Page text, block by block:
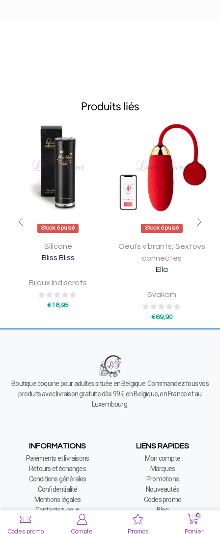
Produits liés
Stock épuisé
Silicone
Bliss Bliss
Bijoux Indiscrets
€18,95
Stock épuisé
Oeufs vibrants ,Sextoys
connectés
Ella
Svakom
€69,90
Codes promo Compte Promos
0
Panier
Boutique coquine pour adultes située en Belgique. Commandez tous vos
produits avec livraison gratuite dès 99 € en Belgique, en France et au
Luxembourg.
INFORMATIONS
Paiements et livraisons
Retours et échanges
Conditions générales
Confidentialité
Mentions légales
Contactez-nous
LIENS RAPIDES
Mon compte
Marques
Promotions
Nouveautés
Codes promo
Blog